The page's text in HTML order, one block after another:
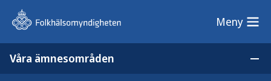
Meny
Våra ämnesområden
Meny
Sök på webbplatsen